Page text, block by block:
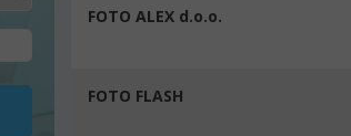
FOTO ALEX d.o.o.
FOTO FLASH